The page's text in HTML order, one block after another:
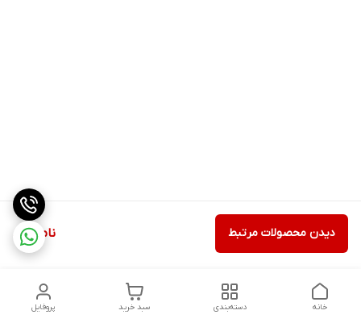
ناموجود دیدن محصولات مرتبط
پروفایل سبد خرید دسته‌بندی خانه